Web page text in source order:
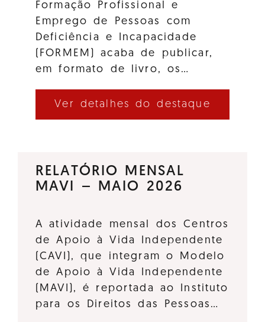
Formação Profissional e
Emprego de Pessoas com
Deficiência e Incapacidade
(FORMEM) acaba de publicar,
em formato de livro, os…
Ver detalhes do destaque
RELATÓRIO MENSAL
MAVI – MAIO 2026
A atividade mensal dos Centros
de Apoio à Vida Independente
(CAVI), que integram o Modelo
de Apoio à Vida Independente
(MAVI), é reportada ao Instituto
para os Direitos das Pessoas…